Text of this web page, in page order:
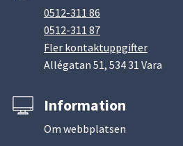
0512-311 86
0512-311 87
Fler kontaktuppgifter
Allégatan 51, 534 31 Vara
Information
Om webbplatsen